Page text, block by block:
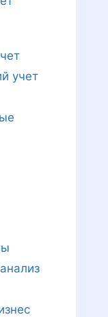
учет